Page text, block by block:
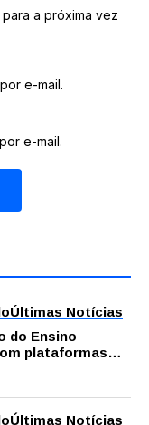
a próxima vez
e-mail.
e-mail.
Últimas Notícias
do Ensino
plataformas
na escola e
Últimas Notícias